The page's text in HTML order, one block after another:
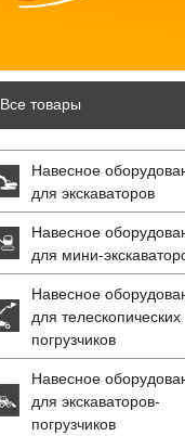
Все товары
Навесное
для экскаваторов
Навесное
для мини-
Навесное
для телескопических
погрузчиков
Навесное
для экскаваторов-
погрузчиков